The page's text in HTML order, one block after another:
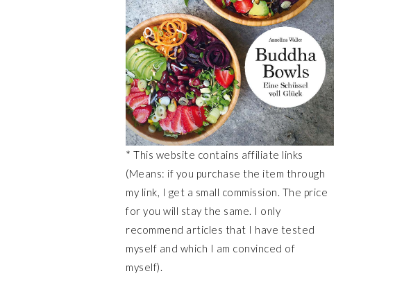
* This website contains affiliate links
(Means: if you purchase the item through
my link, I get a small commission. The price
for you will stay the same. I only
recommend articles that I have tested
myself and which I am convinced of
myself).